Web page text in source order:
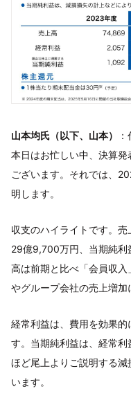
山本均氏（以下、山本）
本日はお忙しい中、決算
ございます。それでは、
明します。
収支のハイライトです。
29億9,700万円、当期純
高は前期と比べ「会員収入
やグループ会社の売上増加
経常利益は、費用を効果
す。当期純利益は、経常
ほど尾上よりご説明する
います。